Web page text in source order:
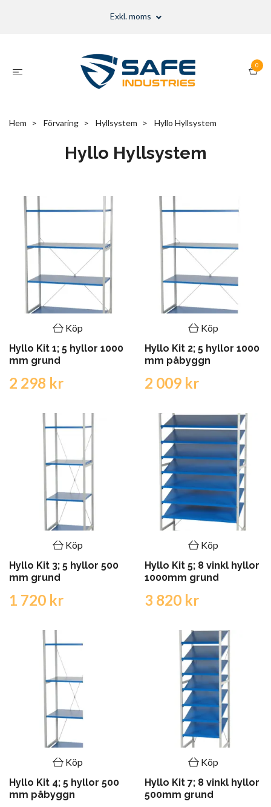
Exkl. moms
0
Hem Förvaring Hyllsystem Hyllo Hyllsystem
Hyllo Hyllsystem
Köp
Hyllo Kit 1; 5 hyllor 1000
mm grund
2 298 kr
Köp
Hyllo Kit 2; 5 hyllor 1000
mm påbyggn
2 009 kr
Köp
Hyllo Kit 3; 5 hyllor 500
mm grund
1 720 kr
Köp
Hyllo Kit 5; 8 vinkl hyllor
1000mm grund
3 820 kr
Köp
Hyllo Kit 4; 5 hyllor 500
mm påbyggn
Köp
Hyllo Kit 7; 8 vinkl hyllor
500mm grund